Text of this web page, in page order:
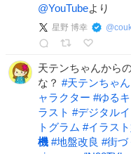
@YouTubeより
星野 博幸 @
天テンちゃんから
な？ #天テンちゃん
ャラクター #ゆる
ラスト #デジタル
トグラム #イラス
機 #地盤改良 #街づ